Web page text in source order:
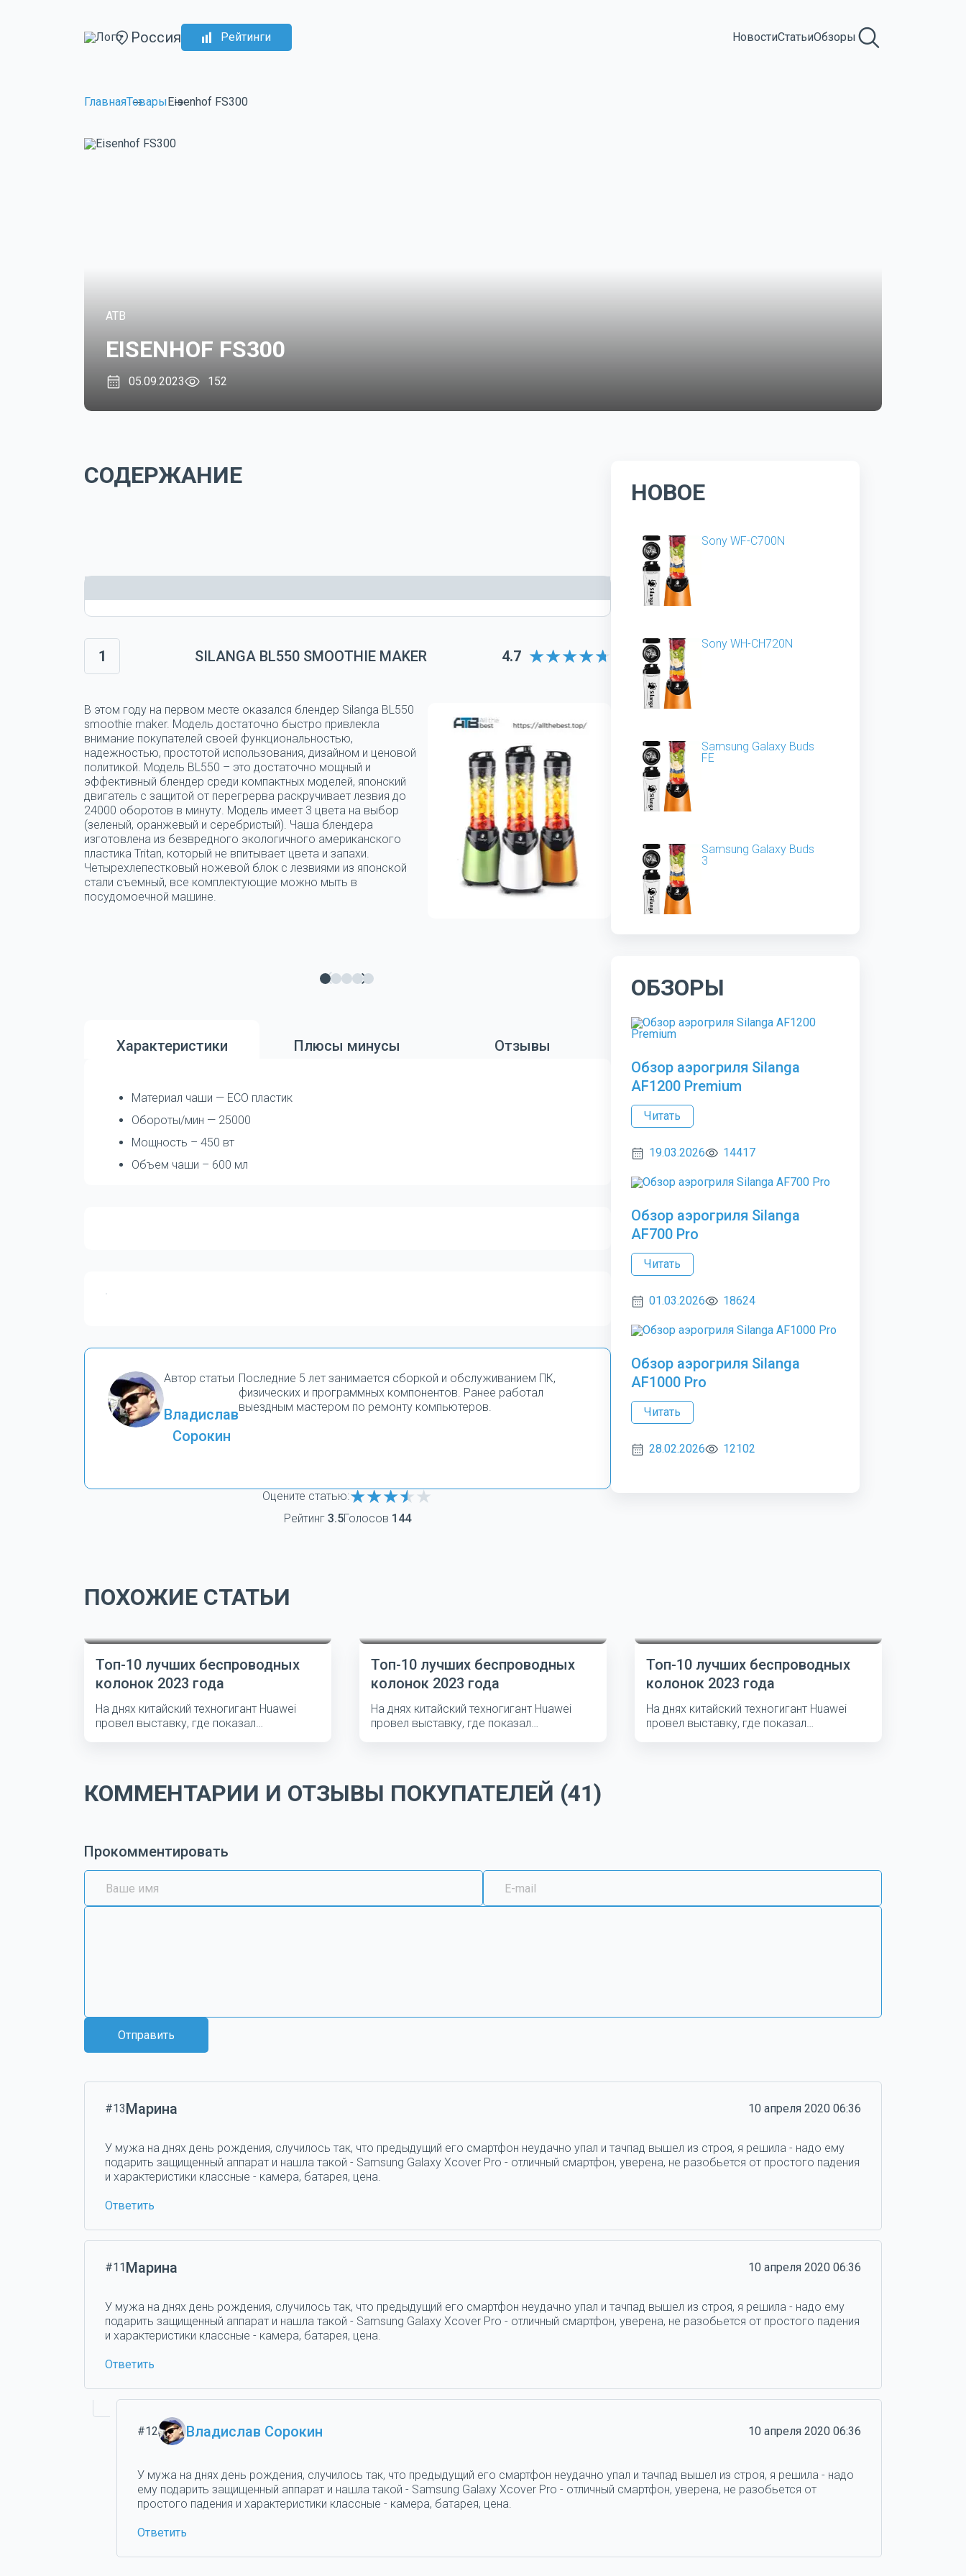
Россия Рейтинги НовостиСтатьиОбзоры
ГлавнаяТоварыEisenhof FS300
ATB
EISENHOF FS300
05.09.2023 152
СОДЕРЖАНИЕ
1 SILANGA BL550 SMOOTHIE MAKER 4.7
В этом году на первом месте оказался блендер Silanga BL550
smoothie maker. Модель достаточно быстро привлекла
внимание покупателей своей функциональностью,
надежностью, простотой использования, дизайном и ценовой
политикой. Модель BL550 – это достаточно мощный и
эффективный блендер среди компактных моделей, японский
двигатель с защитой от перегрерва раскручивает лезвия до
24000 оборотов в минуту. Модель имеет 3 цвета на выбор
(зеленый, оранжевый и серебристый). Чаша блендера
изготовлена из безвредного экологичного американского
пластика Tritan, который не впитывает цвета и запахи.
Четырехлепестковый ножевой блок с лезвиями из японской
стали съемный, все комплектующие можно мыть в
посудомоечной машине.
Характеристики Плюсы минусы Отзывы
Материал чаши — ECO пластик
Обороты/мин — 25000
Мощность – 450 вт
Объем чаши – 600 мл
Автор статьи
Владислав
Сорокин
Последние 5 лет занимается сборкой и обслуживанием ПК,
физических и программных компонентов. Ранее работал
выездным мастером по ремонту компьютеров.
Оцените статью:
Рейтинг 3.5Голосов 144
НОВОЕ
Sony WF-C700N
Sony WH-CH720N
Samsung Galaxy Buds
FE
Samsung Galaxy Buds
3
ОБЗОРЫ
Обзор аэрогриля Silanga
AF1200 Premium
Читать
19.03.2026 14417
Обзор аэрогриля Silanga
AF700 Pro
Читать
01.03.2026 18624
Обзор аэрогриля Silanga
AF1000 Pro
Читать
28.02.2026 12102
ПОХОЖИЕ СТАТЬИ
Топ-10 лучших беспроводных
колонок 2023 года
На днях китайский техногигант Huawei
провел выставку, где показал
Топ-10 лучших беспроводных
колонок 2023 года
На днях китайский техногигант Huawei
провел выставку, где показал
Топ-10 лучших беспроводных
колонок 2023 года
На днях китайский техногигант Huawei
провел выставку, где показал
КОММЕНТАРИИ И ОТЗЫВЫ ПОКУПАТЕЛЕЙ (41)
Прокомментировать
Отправить
#13Марина 10 апреля 2020 06:36
У мужа на днях день рождения, случилось так, что предыдущий его смартфон неудачно упал и тачпад вышел из строя, я решила - надо ему
подарить защищенный аппарат и нашла такой - Samsung Galaxy Xcover Pro - отличный смартфон, уверена, не разобьется от простого падения
и характеристики классные - камера, батарея, цена.
Ответить
#11Марина 10 апреля 2020 06:36
У мужа на днях день рождения, случилось так, что предыдущий его смартфон неудачно упал и тачпад вышел из строя, я решила - надо ему
подарить защищенный аппарат и нашла такой - Samsung Galaxy Xcover Pro - отличный смартфон, уверена, не разобьется от простого падения
и характеристики классные - камера, батарея, цена.
Ответить
#12 Владислав Сорокин 10 апреля 2020 06:36
У мужа на днях день рождения, случилось так, что предыдущий его смартфон неудачно упал и тачпад вышел из строя, я решила - надо
ему подарить защищенный аппарат и нашла такой - Samsung Galaxy Xcover Pro - отличный смартфон, уверена, не разобьется от
простого падения и характеристики классные - камера, батарея, цена.
Ответить